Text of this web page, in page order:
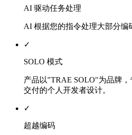
AI 驱动任务处理
AI 根据您的指令处理大部分编
✓
SOLO 模式
产品以"TRAE SOLO"为品牌
交付的个人开发者设计。
✓
超越编码